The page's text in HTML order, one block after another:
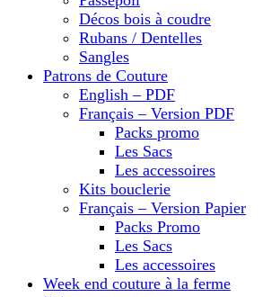
Décos bois à coudre
Rubans / Dentelles
Sangles
Patrons de Couture
English – PDF
Français – Version PDF
Packs promo
Les Sacs
Les accessoires
Kits bouclerie
Français – Version Papier
Packs Promo
Les Sacs
Les accessoires
Week end couture à la ferme